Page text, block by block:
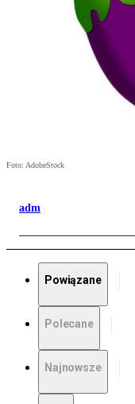
Foto: AdobeStock
adm
Powiązane
Polecane
Najnowsze